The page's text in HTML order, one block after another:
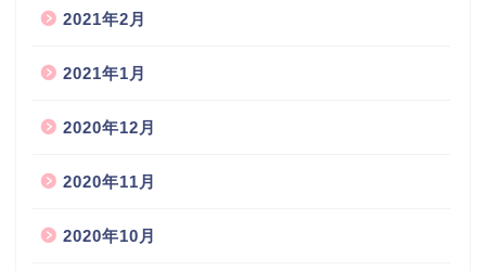
2021年2月
2021年1月
2020年12月
2020年11月
2020年10月